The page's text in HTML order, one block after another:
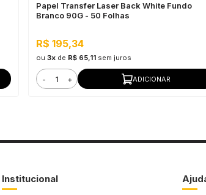
Papel Transfer Laser Back White Fundo
Branco 90G - 50 Folhas
R$ 195,34
ou3x de R$ 65,11 sem juros
- + ADICIONAR
Institucional